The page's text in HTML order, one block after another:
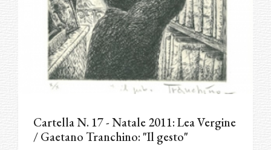
Cartella N. 17 - Natale 2011: Lea Vergine
/ Gaetano Tranchino: "Il gesto"